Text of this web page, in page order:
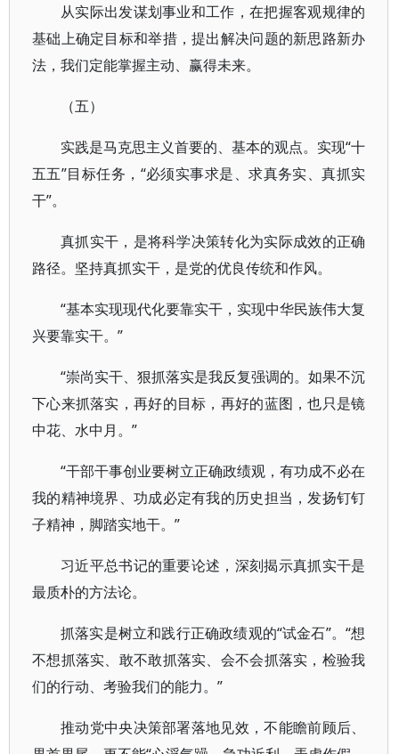
从实际出发谋划事业和工作，在把握客观规律的
基础上确定目标和举措，提出解决问题的新思路新办
法，我们定能掌握主动、赢得未来。
（五）
实践是马克思主义首要的、基本的观点。实现“十
五五”目标任务，“必须实事求是、求真务实、真抓实
干”。
真抓实干，是将科学决策转化为实际成效的正确
路径。坚持真抓实干，是党的优良传统和作风。
“基本实现现代化要靠实干，实现中华民族伟大复
兴要靠实干。”
“崇尚实干、狠抓落实是我反复强调的。如果不沉
下心来抓落实，再好的目标，再好的蓝图，也只是镜
中花、水中月。”
“干部干事创业要树立正确政绩观，有功成不必在
我的精神境界、功成必定有我的历史担当，发扬钉钉
子精神，脚踏实地干。”
习近平总书记的重要论述，深刻揭示真抓实干是
最质朴的方法论。
抓落实是树立和践行正确政绩观的“试金石”。“想
不想抓落实、敢不敢抓落实、会不会抓落实，检验我
们的行动、考验我们的能力。”
推动党中央决策部署落地见效，不能瞻前顾后、